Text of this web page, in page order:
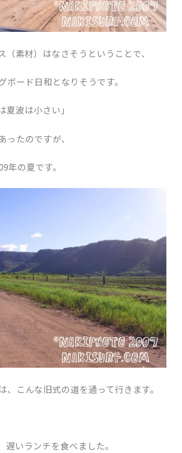
（素材）はなさそうということで、
ボード日和となりそうです。
夏波は小さい」
ったのですが、
年の夏です。
こんな旧式の道を通って行きます。
遅いランチを食べました。